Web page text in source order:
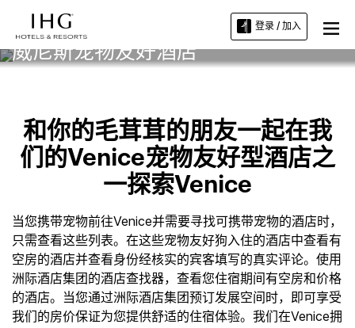
登录 / 加入
威尼斯宠物友好酒店
和你的毛茸茸的朋友一起在我
们的Venice宠物友好型酒店之
一探索Venice
当您携带宠物前往Venice并需要寻找可携带宠物的酒店时，
只需查看这些列表。在这些宠物友好狗入住的酒店中查看有
空房的酒店并查看身份经核实的宾客填写的真实评论。使用
洲际酒店集团的酒店查找器，查看您住宿期间有空房和价格
的酒店。当您通过洲际酒店集团预订发展空间时，即可享受
我们的房价保证为您提供舒适的住宿体验。我们在Venice拥